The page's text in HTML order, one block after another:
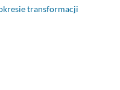
transformacji